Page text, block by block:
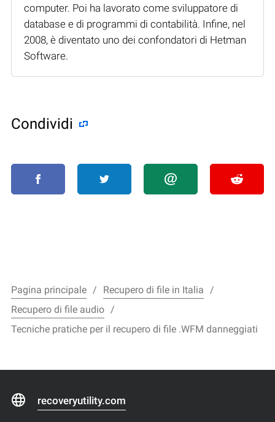
computer. Poi ha lavorato come sviluppatore di
database e di programmi di contabilità. Infine, nel
2008, è diventato uno dei confondatori di Hetman
Software.
Condividi
Pagina principale
Recupero di file in Italia
Recupero di file audio
Tecniche pratiche per il recupero di file .WFM danneggiati
recoveryutility.com